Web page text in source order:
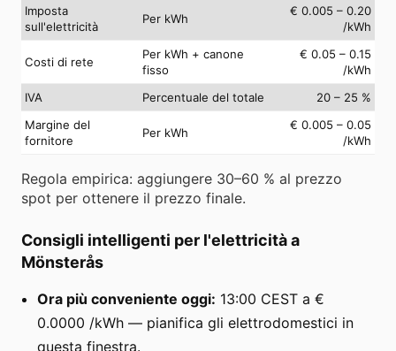
Imposta
sull'elettricità
Per kWh
€ 0.005 – 0.20
/kWh
Costi di rete
Per kWh + canone
fisso
€ 0.05 – 0.15
/kWh
IVA
Percentuale del totale
20 – 25 %
Margine del
fornitore
Per kWh
€ 0.005 – 0.05
/kWh
Regola empirica: aggiungere 30–60 % al prezzo
spot per ottenere il prezzo finale.
Consigli intelligenti per l'elettricità a
Mönsterås
Ora più conveniente oggi: 13:00 CEST a €
0.0000 /kWh — pianifica gli elettrodomestici in
questa finestra.